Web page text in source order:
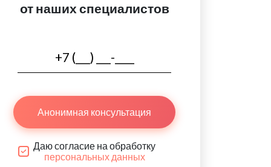
от наших специалистов
Анонимная консультация
Даю согласие на обработку
персональных данных